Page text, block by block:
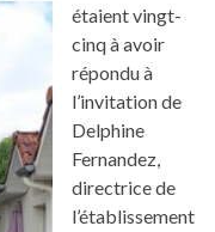
étaient vingt-
cinq à avoir
répondu à
l’invitation de
Delphine
Fernandez,
directrice de
l’établissement